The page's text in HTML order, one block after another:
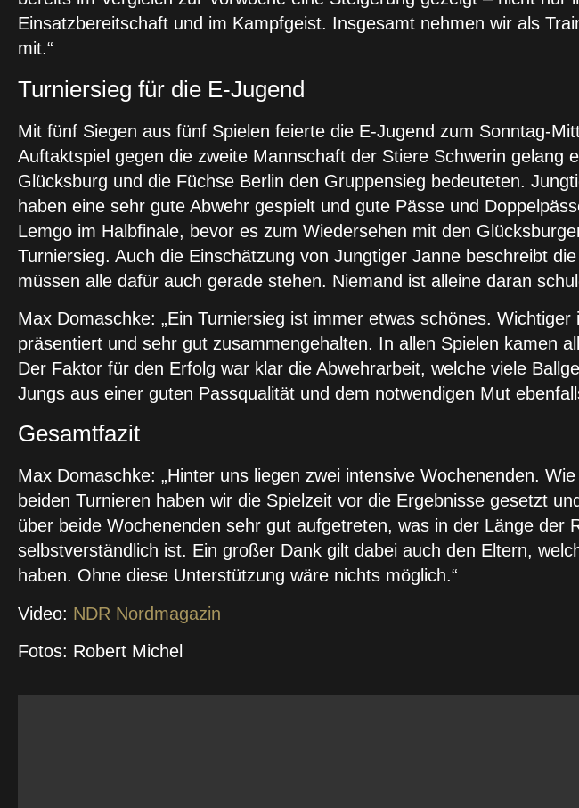
Einsatzbereitschaft und im Kampfgeist. Insgesamt nehmen wir als
mit.“
Turniersieg für die E-Jugend
Mit fünf Siegen aus fünf Spielen feierte die E-Jugend zum Sonntag-
Auftaktspiel gegen die zweite Mannschaft der Stiere Schwerin gelang
Glücksburg und die Füchse Berlin den Gruppensieg bedeuteten.
haben eine sehr gute Abwehr gespielt und gute Pässe und
Lemgo im Halbfinale, bevor es zum Wiedersehen mit den
Turniersieg. Auch die Einschätzung von Jungtiger Janne beschreibt
müssen alle dafür auch gerade stehen. Niemand ist alleine daran
Max Domaschke: „Ein Turniersieg ist immer etwas schönes.
präsentiert und sehr gut zusammengehalten. In allen Spielen kamen
Der Faktor für den Erfolg war klar die Abwehrarbeit, welche viele
Jungs aus einer guten Passqualität und dem notwendigen Mut
Gesamtfazit
Max Domaschke: „Hinter uns liegen zwei intensive Wochenenden.
beiden Turnieren haben wir die Spielzeit vor die Ergebnisse gesetzt
über beide Wochenenden sehr gut aufgetreten, was in der Länge
selbstverständlich ist. Ein großer Dank gilt dabei auch den Eltern,
haben. Ohne diese Unterstützung wäre nichts möglich.“
Video: NDR Nordmagazin
Fotos: Robert Michel